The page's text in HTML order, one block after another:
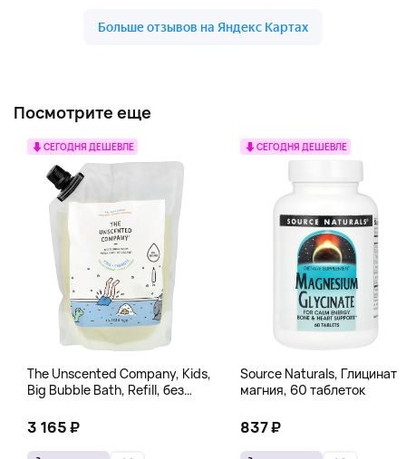
Посмотрите еще
СЕГОДНЯ ДЕШЕВЛЕ
The Unscented Company, Kids,
Big Bubble Bath, Refill, без
Унции)
3 165 ₽
СЕГОДНЯ ДЕШЕВЛЕ
Source Naturals, Глицинат
магния, 60 таблеток
837 ₽